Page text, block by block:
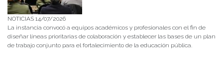
NOTICIAS 14/07/2026
La instancia convocó a equipos académicos y profesionales con el fin de
diseñar líneas prioritarias de colaboración y establecer las bases de un plan
de trabajo conjunto para el fortalecimiento de la educación pública.